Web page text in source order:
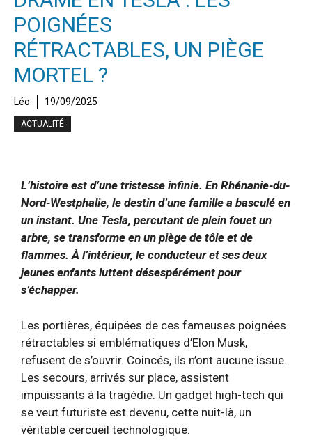
POIGNÉES
RÉTRACTABLES, UN PIÈGE
MORTEL ?
Léo 19/09/2025
ACTUALITÉ
L’histoire est d’une tristesse infinie. En Rhénanie-du-
Nord-Westphalie, le destin d’une famille a basculé en
un instant. Une Tesla, percutant de plein fouet un
arbre, se transforme en un piège de tôle et de
flammes. À l’intérieur, le conducteur et ses deux
jeunes enfants luttent désespérément pour
s’échapper.
Les portières, équipées de ces fameuses poignées
rétractables si emblématiques d’Elon Musk,
refusent de s’ouvrir. Coincés, ils n’ont aucune issue.
Les secours, arrivés sur place, assistent
impuissants à la tragédie. Un gadget high-tech qui
se veut futuriste est devenu, cette nuit-là, un
véritable cercueil technologique.